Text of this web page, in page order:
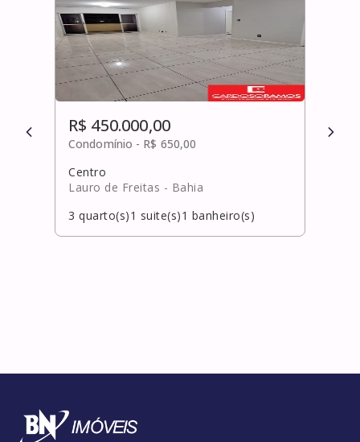
R$ 450.000,00
Condomínio - R$ 650,00
Centro
Lauro de Freitas - Bahia
3 quarto(s)1 suite(s)1 banheiro(s)
R$